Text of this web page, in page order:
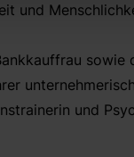
und
sowie
und